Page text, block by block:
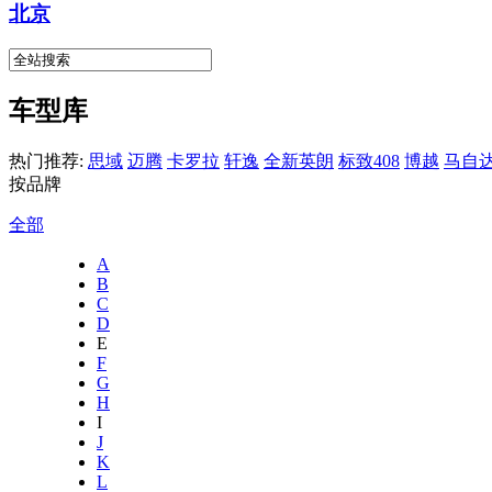
北京
车型库
热门推荐: 思域 迈腾 卡罗拉 轩逸 全新英朗 标致408 博越 马自
按品牌
全部
A
B
C
D
E
F
G
H
I
J
K
L